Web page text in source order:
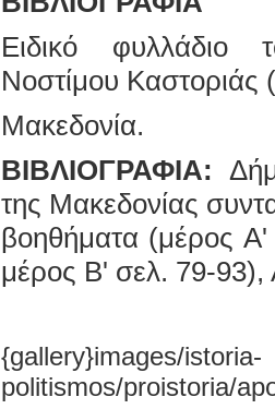
Ειδικό φυλλάδιο
Νοστίμου Καστοριάς
Μακεδονία.
ΒΙΒΛΙΟΓΡΑΦΙΑ:
της Μακεδονίας
βοηθήματα (μέρος Α'
μέρος Β' σελ. 79-93),
{gallery}images/istoria-
politismos/proistoria/